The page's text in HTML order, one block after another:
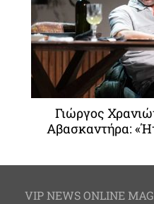
Γιώργος
Αβασκαντήρα:
VIP NEWS ONLINE